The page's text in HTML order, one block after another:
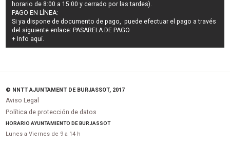
horario de 8:00 a 15:00 y cerrado por las tardes).
PAGO EN LÍNEA:
Si ya dispone de documento de pago, puede efectuar el pago a través
del siguiente enlace: PASARELA DE PAGO
+ Info aquí.
© NNTT AJUNTAMENT DE BURJASSOT, 2017
Aviso Legal
Política de protección de datos
HORARIO AYUNTAMIENTO DE BURJASSOT
Lunes a Viernes de 9 a 14 h